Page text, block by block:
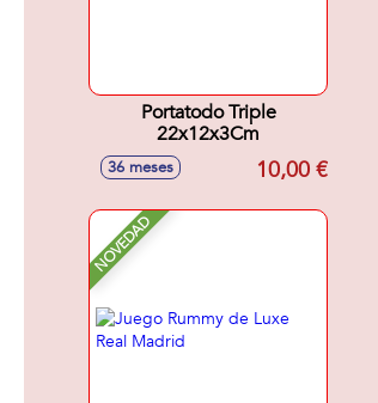
Portatodo Triple
22x12x3Cm
36 meses 10,00 €
NOVEDAD